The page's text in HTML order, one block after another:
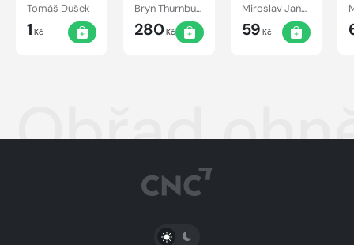
Tomáš Dušek
1 Kč
Bryn Thurnbullová
280Kč
Miroslav Jandovský
59 Kč
Obřad
PŘEPNOUT SVĚTLÝ/TMAVÝ REŽIM